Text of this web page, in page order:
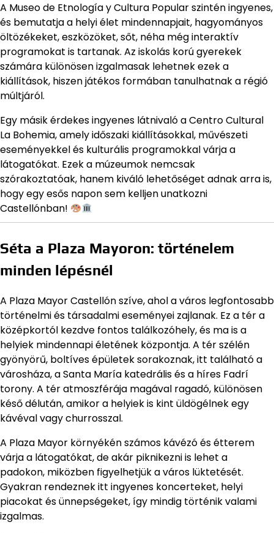
A Museo de Etnología y Cultura Popular szintén ingyenes,
és bemutatja a helyi élet mindennapjait, hagyományos
öltözékeket, eszközöket, sőt, néha még interaktív
programokat is tartanak. Az iskolás korú gyerekek
számára különösen izgalmasak lehetnek ezek a
kiállítások, hiszen játékos formában tanulhatnak a régió
múltjáról.
Egy másik érdekes ingyenes látnivaló a Centro Cultural
La Bohemia, amely időszaki kiállításokkal, művészeti
eseményekkel és kulturális programokkal várja a
látogatókat. Ezek a múzeumok nemcsak
szórakoztatóak, hanem kiváló lehetőséget adnak arra is,
hogy egy esős napon sem kelljen unatkozni
Castellónban!
Séta a Plaza Mayoron: történelem
minden lépésnél
A Plaza Mayor Castellón szíve, ahol a város legfontosabb
történelmi és társadalmi eseményei zajlanak. Ez a tér a
középkortól kezdve fontos találkozóhely, és ma is a
helyiek mindennapi életének központja. A tér szélén
gyönyörű, boltíves épületek sorakoznak, itt található a
városháza, a Santa María katedrális és a híres Fadrí
torony. A tér atmoszférája magával ragadó, különösen
késő délután, amikor a helyiek is kint üldögélnek egy
kávéval vagy churrosszal.
A Plaza Mayor környékén számos kávézó és étterem
várja a látogatókat, de akár piknikezni is lehet a
padokon, miközben figyelhetjük a város lüktetését.
Gyakran rendeznek itt ingyenes koncerteket, helyi
piacokat és ünnepségeket, így mindig történik valami
izgalmas.